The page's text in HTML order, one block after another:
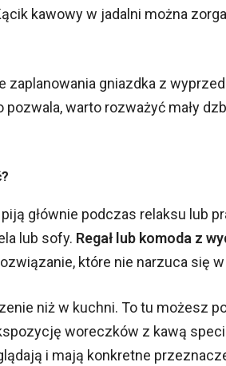
kawowy w jadalni można
zaplanowania gniazdka z
warto rozważyć mały
głównie podczas relaksu lub
lub sofy. Regał lub komoda z
które nie narzuca się
niż w kuchni. To tu możesz
woreczków z kawą
i mają konkretne